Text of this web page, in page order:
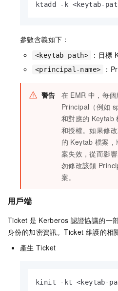
ktadd -k <keytab-
參數含義如下：
<keytab-path> ：目標
<principal-name> ：
警告 在 EMR 中，每
Principal（例如
和對應的 Keytab
和授權。如果修
的 Keytab 檔案，
案失效，從而影
勿修改該類
案。
用戶端
Ticket 是 Kerberos 認證協議的一
身份的加密資訊。Ticket 維護的相
產生 Ticket
kinit -kt <keytab-